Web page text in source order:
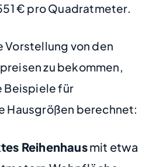
€ pro Quadratmeter.
Vorstellung von den
zu bekommen,
Beispiele für
Hausgrößen berechnet:
Reihenhausmit etwa